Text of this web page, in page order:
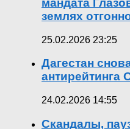
мандата
землях
25.02.2026 23:25
Дагестан
антирейтинга
24.02.2026 14:55
Скандалы,